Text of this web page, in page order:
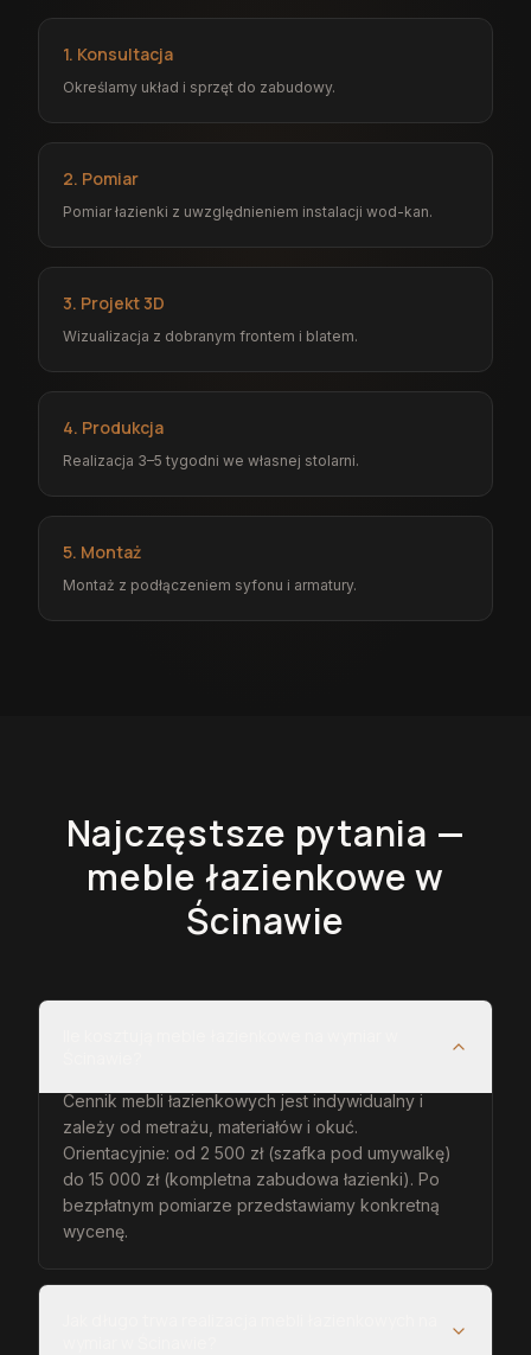
1. Konsultacja
Określamy układ i sprzęt do zabudowy.
2. Pomiar
Pomiar łazienki z uwzględnieniem instalacji wod-kan.
3. Projekt 3D
Wizualizacja z dobranym frontem i blatem.
4. Produkcja
Realizacja 3–5 tygodni we własnej stolarni.
5. Montaż
Montaż z podłączeniem syfonu i armatury.
Najczęstsze pytania —
meble łazienkowew
Ścinawie
Cennik mebli łazienkowych jest indywidualny i
zależy od metrażu, materiałów i okuć.
Orientacyjnie: od 2 500 zł (szafka pod umywalkę)
do 15 000 zł (kompletna zabudowa łazienki). Po
bezpłatnym pomiarze przedstawiamy konkretną
wycenę.